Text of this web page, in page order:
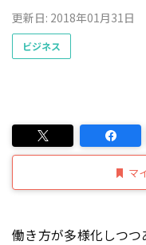
更新日: 2018年01月31日
ビジネス
マ
働き方が多様化しつ